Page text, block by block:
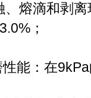
、熔滴和剥
；
性能：在